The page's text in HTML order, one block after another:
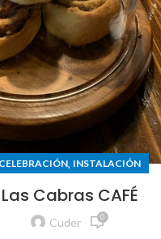
CELEBRACIÓN, INSTALACIÓN
Las Cabras CAFÉ
Cuder 0